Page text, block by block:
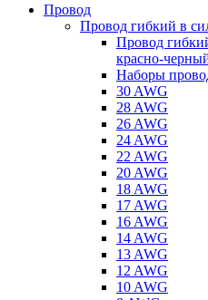
Провод
Провод гибкий в
Провод
красно-
Наборы
30 AWG
28 AWG
26 AWG
24 AWG
22 AWG
20 AWG
18 AWG
17 AWG
16 AWG
14 AWG
13 AWG
12 AWG
10 AWG